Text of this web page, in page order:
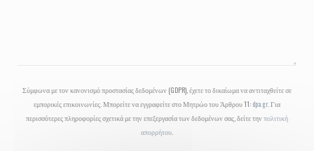
Σύμφωνα με τον κανονισμό προστασίας δεδομένων (GDPR), έχετε το δικαίωμα να αντιταχθείτε σε
εμπορικές επικοινωνίες. Μπορείτε να εγγραφείτε στο Μητρώο του Άρθρου 11: dpa.gr. Για
περισσότερες πληροφορίες σχετικά με την επεξεργασία των δεδομένων σας, δείτε τηνπολιτική
απορρήτου